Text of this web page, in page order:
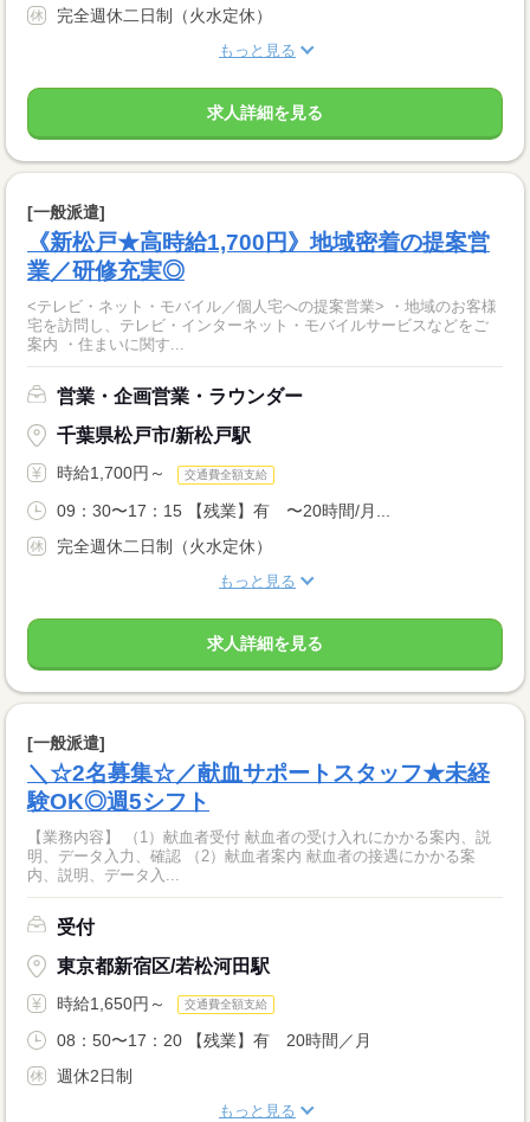
完全週休二日制（火水定休）
もっと見る
求人詳細を見る
[一般派遣]
《新松戸★高時給1,700円》地域密着の提案営
業／研修充実◎
<テレビ・ネット・モバイル／個人宅への提案営業> ・地域のお客様
宅を訪問し、テレビ・インターネット・モバイルサービスなどをご
案内 ・住まいに関す...
営業・企画営業・ラウンダー
千葉県松戸市/新松戸駅
時給1,700円～ 交通費全額支給
09：30〜17：15 【残業】有 〜20時間/月...
完全週休二日制（火水定休）
もっと見る
求人詳細を見る
[一般派遣]
＼☆2名募集☆／献血サポートスタッフ★未経
験OK◎週5シフト
【業務内容】 （1）献血者受付 献血者の受け入れにかかる案内、説
明、データ入力、確認 （2）献血者案内 献血者の接遇にかかる案
内、説明、データ入...
受付
東京都新宿区/若松河田駅
時給1,650円～ 交通費全額支給
08：50〜17：20 【残業】有 20時間／月
週休2日制
もっと見る